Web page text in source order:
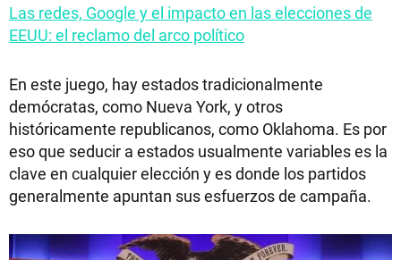
Las redes, Google y el impacto en las elecciones de
EEUU: el reclamo del arco político
En este juego, hay estados tradicionalmente
demócratas, como Nueva York, y otros
históricamente republicanos, como Oklahoma. Es por
eso que seducir a estados usualmente variables es la
clave en cualquier elección y es donde los partidos
generalmente apuntan sus esfuerzos de campaña.